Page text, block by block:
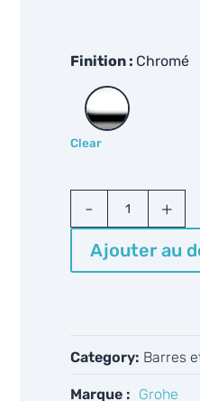
Finition Chromé
Clear
Grohe
28419002
quantity
Ajouter au
Category: Barres
Marque : Grohe